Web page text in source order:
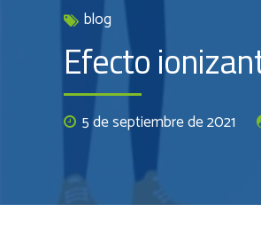
blog
Efecto
5 de septiembre de 2021